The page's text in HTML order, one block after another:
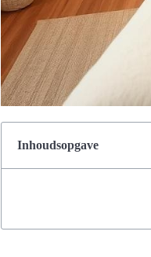
Inhoudsopgave